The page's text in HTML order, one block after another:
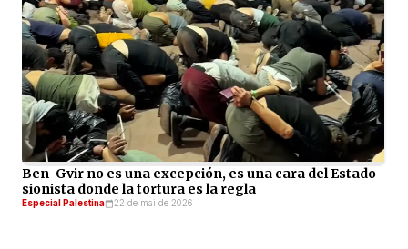
Ben-Gvir no es una excepción, es una cara del Estado
sionista donde la tortura es la regla
Especial Palestina 22 de mai de 2026